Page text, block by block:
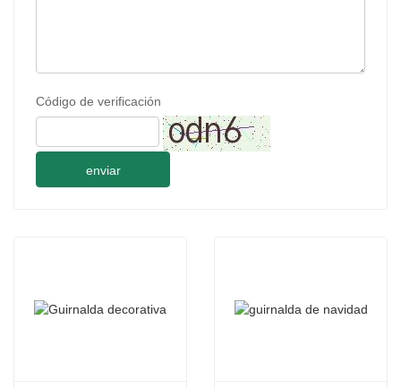
Código de verificación
enviar